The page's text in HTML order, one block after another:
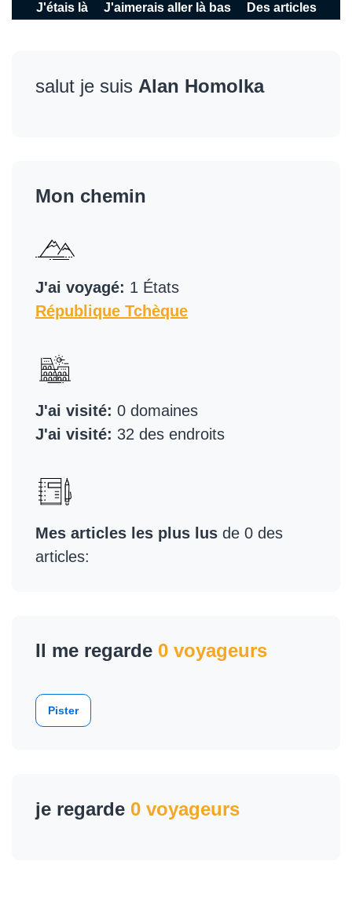
J'étais là
J'aimerais aller là bas Des articles
salut je suis Alan Homolka
Mon chemin
J'ai voyagé: 1 États
République Tchèque
J'ai visité: 0 domaines
J'ai visité: 32 des endroits
Mes articles les plus lus de 0 des
articles:
Il me regarde 0 voyageurs
Pister
je regarde 0 voyageurs